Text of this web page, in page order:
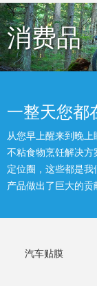
消费品
一整天您都
从您早上醒来到晚
不粘食物烹饪解决
定位圈，这些都是
产品做出了巨大的贡
汽车贴膜